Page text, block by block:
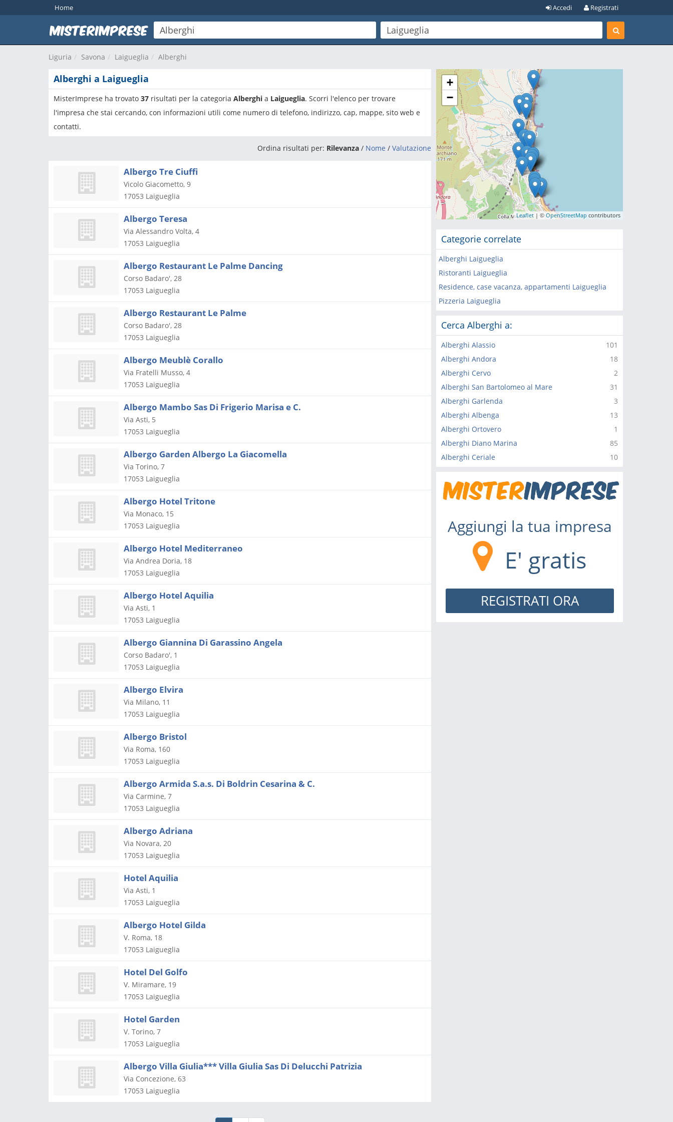
Home Registrati
Accedi
Liguria Savona Laigueglia Alberghi
Alberghi a Laigueglia
MisterImprese ha trovato 37 risultati per la categoria Alberghi a Laigueglia. Scorri l'elenco per trovare
l'impresa che stai cercando, con informazioni utili come numero di telefono, indirizzo, cap, mappe, sito web e
contatti.
Ordina risultati per: Rilevanza / Nome / Valutazione
Albergo Tre Ciuffi
Vicolo Giacometto, 9
17053 Laigueglia
Albergo Teresa
Via Alessandro Volta, 4
17053 Laigueglia
Albergo Restaurant Le Palme Dancing
Corso Badaro', 28
17053 Laigueglia
Albergo Restaurant Le Palme
Corso Badaro', 28
17053 Laigueglia
Albergo Meublè Corallo
Via Fratelli Musso, 4
17053 Laigueglia
Albergo Mambo Sas Di Frigerio Marisa e C.
Via Asti, 5
17053 Laigueglia
Albergo Garden Albergo La Giacomella
Via Torino, 7
17053 Laigueglia
Albergo Hotel Tritone
Via Monaco, 15
17053 Laigueglia
Albergo Hotel Mediterraneo
Via Andrea Doria, 18
17053 Laigueglia
Albergo Hotel Aquilia
Via Asti, 1
17053 Laigueglia
Albergo Giannina Di Garassino Angela
Corso Badaro', 1
17053 Laigueglia
Albergo Elvira
Via Milano, 11
17053 Laigueglia
Albergo Bristol
Via Roma, 160
17053 Laigueglia
Albergo Armida S.a.s. Di Boldrin Cesarina & C.
Via Carmine, 7
17053 Laigueglia
Albergo Adriana
Via Novara, 20
17053 Laigueglia
Hotel Aquilia
Via Asti, 1
17053 Laigueglia
Albergo Hotel Gilda
V. Roma, 18
17053 Laigueglia
Hotel Del Golfo
V. Miramare, 19
17053 Laigueglia
Hotel Garden
V. Torino, 7
17053 Laigueglia
Albergo Villa Giulia*** Villa Giulia Sas Di Delucchi Patrizia
Via Concezione, 63
17053 Laigueglia
+
−
Leaflet | ©OpenStreetMap contributors
Categorie correlate
Alberghi Laigueglia
Ristoranti Laigueglia
Residence, case vacanza, appartamenti Laigueglia
Pizzeria Laigueglia
Cerca Alberghi a:
101
Alberghi Alassio
18
Alberghi Andora
2
Alberghi Cervo
31
Alberghi San Bartolomeo al Mare
3
Alberghi Garlenda
13
Alberghi Albenga
1
Alberghi Ortovero
85
Alberghi Diano Marina
10
Alberghi Ceriale
Aggiungi la tua impresa
E' gratis
REGISTRATI ORA